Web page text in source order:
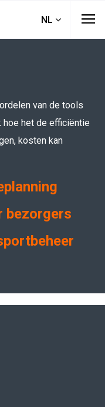
NL menu
van de tools
hoe het de efficiëntie
kosten kan
bezorgers